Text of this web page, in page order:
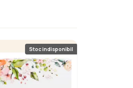
Stoc indisponibil